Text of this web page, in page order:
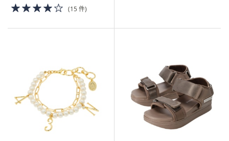
4.0
of
(15 件)